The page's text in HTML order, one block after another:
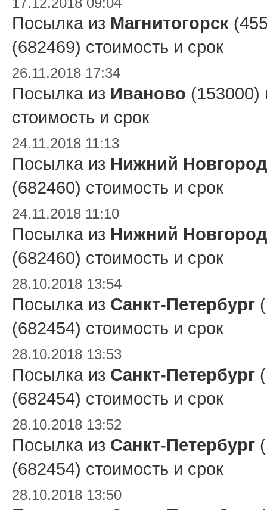
Посылка из Магнитогорск
(682469) стоимость и срок
26.11.2018 17:34
Посылка из Иваново
стоимость и срок
24.11.2018 11:13
Посылка из Нижний Новгород
(682460) стоимость и срок
24.11.2018 11:10
Посылка из Нижний Новгород
(682460) стоимость и срок
28.10.2018 13:54
Посылка из Санкт-Петербург
(682454) стоимость и срок
28.10.2018 13:53
Посылка из Санкт-Петербург
(682454) стоимость и срок
28.10.2018 13:52
Посылка из Санкт-Петербург
(682454) стоимость и срок
28.10.2018 13:50